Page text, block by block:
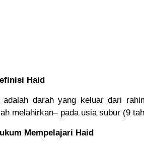
Haid
adalah darah yang keluar dari
melahirkan– pada usia subur (9
Mempelajari Haid